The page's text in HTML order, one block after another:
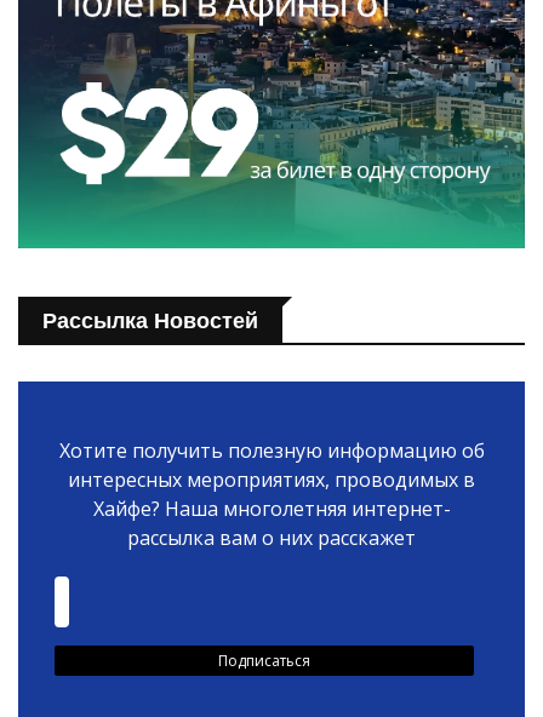
Рассылка Новостей
Хотите получить полезную информацию об
интересных мероприятиях, проводимых в
Хайфе? Наша многолетняя интернет-
рассылка вам о них расскажет